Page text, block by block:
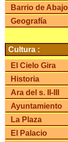
Barrio de Abajo
Geografía
Cultura :
El Cielo Gira
Historia
Ara del s. II-III
Ayuntamiento
La Plaza
El Palacio